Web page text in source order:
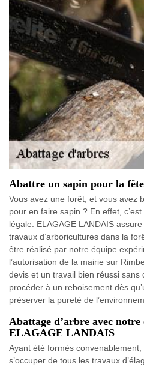
Abattre un sapin pour la
Vous avez une forêt, et vous avez
pour en faire sapin ? En effet,
légale. ELAGAGE LANDAIS
travaux d’arboricultures dans la
être réalisé par notre équipe
l’autorisation de la mairie sur
devis et un travail bien réussi sans
procéder à un reboisement dès
préserver la pureté de
Abattage d’arbre avec
ELAGAGE LANDAIS
Ayant été formés
s’occuper de tous les travaux